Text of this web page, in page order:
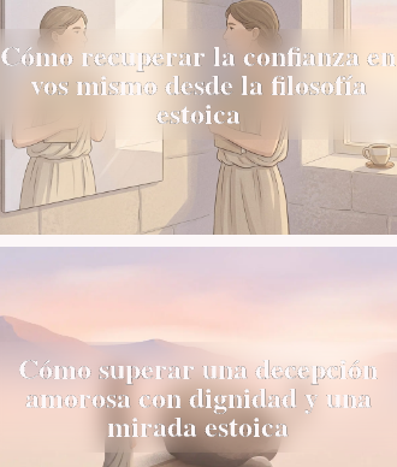
Cómo recuperar la confianza en
vos mismo desde la filosofía
estoica
Cómo superar una decepción
amorosa con dignidad y una
mirada estoica